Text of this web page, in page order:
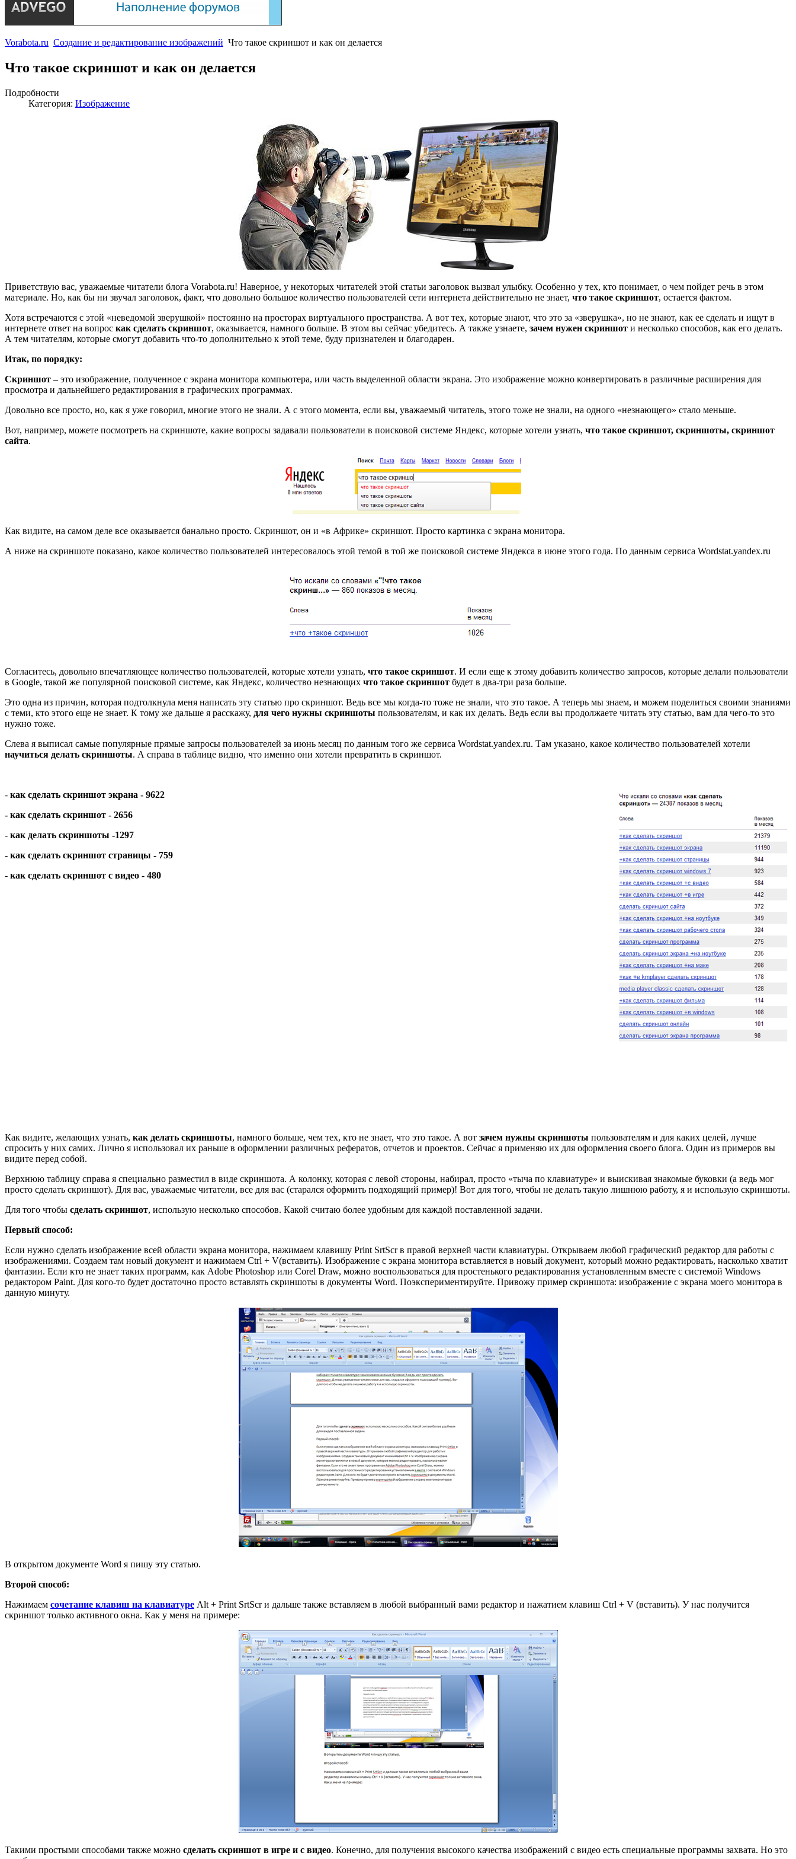
Vorabota.ru Создание и редактирование изображений Что такое скриншот и как он делается
Что такое скриншот и как он делается
Подробности
Категория: Изображение
Приветствую вас, уважаемые читатели блога Vorabota.ru! Наверное, у некоторых читателей этой статьи заголовок вызвал улыбку. Особенно у тех, кто понимает, о чем пойдет речь в этом
материале. Но, как бы ни звучал заголовок, факт, что довольно большое количество пользователей сети интернета действительно не знает, что такое скриншот, остается фактом.
Хотя встречаются с этой «неведомой зверушкой» постоянно на просторах виртуального пространства. А вот тех, которые знают, что это за «зверушка», но не знают, как ее сделать и ищут в
интернете ответ на вопрос как сделать скриншот, оказывается, намного больше. В этом вы сейчас убедитесь. А также узнаете, зачем нужен скриншот и несколько способов, как его делать.
А тем читателям, которые смогут добавить что-то дополнительно к этой теме, буду признателен и благодарен.
Итак, по порядку:
Скриншот – это изображение, полученное с экрана монитора компьютера, или часть выделенной области экрана. Это изображение можно конвертировать в различные расширения для
просмотра и дальнейшего редактирования в графических программах.
Довольно все просто, но, как я уже говорил, многие этого не знали. А с этого момента, если вы, уважаемый читатель, этого тоже не знали, на одного «незнающего» стало меньше.
Вот, например, можете посмотреть на скриншоте, какие вопросы задавали пользователи в поисковой системе Яндекс, которые хотели узнать, что такое скриншот, скриншоты, скриншот
сайта.
Как видите, на самом деле все оказывается банально просто. Скриншот, он и «в Африке» скриншот. Просто картинка с экрана монитора.
А ниже на скриншоте показано, какое количество пользователей интересовалось этой темой в той же поисковой системе Яндекса в июне этого года. По данным сервиса Wordstat.yandex.ru
Согласитесь, довольно впечатляющее количество пользователей, которые хотели узнать, что такое скриншот. И если еще к этому добавить количество запросов, которые делали пользователи
в Google, такой же популярной поисковой системе, как Яндекс, количество незнающих что такое скриншот будет в два-три раза больше.
Это одна из причин, которая подтолкнула меня написать эту статью про скриншот. Ведь все мы когда-то тоже не знали, что это такое. А теперь мы знаем, и можем поделиться своими знаниями
с теми, кто этого еще не знает. К тому же дальше я расскажу, для чего нужны скриншоты пользователям, и как их делать. Ведь если вы продолжаете читать эту статью, вам для чего-то это
нужно тоже.
Слева я выписал самые популярные прямые запросы пользователей за июнь месяц по данным того же сервиса Wordstat.yandex.ru. Там указано, какое количество пользователей хотели
научиться делать скриншоты. А справа в таблице видно, что именно они хотели превратить в скриншот.
- как сделать скриншот экрана - 9622
- как сделать скриншот - 2656
- как делать скриншоты -1297
- как сделать скриншот страницы - 759
- как сделать скриншот с видео - 480
Как видите, желающих узнать, как делать скриншоты, намного больше, чем тех, кто не знает, что это такое. А вот зачем нужны скриншоты пользователям и для каких целей, лучше
спросить у них самих. Лично я использовал их раньше в оформлении различных рефератов, отчетов и проектов. Сейчас я применяю их для оформления своего блога. Один из примеров вы
видите перед собой.
Верхнюю таблицу справа я специально разместил в виде скриншота. А колонку, которая с левой стороны, набирал, просто «тыча по клавиатуре» и выискивая знакомые буковки (а ведь мог
просто сделать скриншот). Для вас, уважаемые читатели, все для вас (старался оформить подходящий пример)! Вот для того, чтобы не делать такую лишнюю работу, я и использую скриншоты.
Для того чтобы сделать скриншот, использую несколько способов. Какой считаю более удобным для каждой поставленной задачи.
Первый способ:
Если нужно сделать изображение всей области экрана монитора, нажимаем клавишу Print SrtScr в правой верхней части клавиатуры. Открываем любой графический редактор для работы с
изображениями. Создаем там новый документ и нажимаем Ctrl + V(вставить). Изображение с экрана монитора вставляется в новый документ, который можно редактировать, насколько хватит
фантазии. Если кто не знает таких программ, как Adobe Photoshop или Corel Draw, можно воспользоваться для простенького редактирования установленным вместе с системой Windows
редактором Paint. Для кого-то будет достаточно просто вставлять скриншоты в документы Word. Поэкспериментируйте. Привожу пример скриншота: изображение с экрана моего монитора в
данную минуту.
В открытом документе Word я пишу эту статью.
Второй способ:
Нажимаем сочетание клавиш на клавиатуре Alt + Print SrtScr и дальше также вставляем в любой выбранный вами редактор и нажатием клавиш Ctrl + V (вставить). У нас получится
скриншот только активного окна. Как у меня на примере:
Такими простыми способами также можно сделать скриншот в игре и с видео. Конечно, для получения высокого качества изображений с видео есть специальные программы захвата. Но это